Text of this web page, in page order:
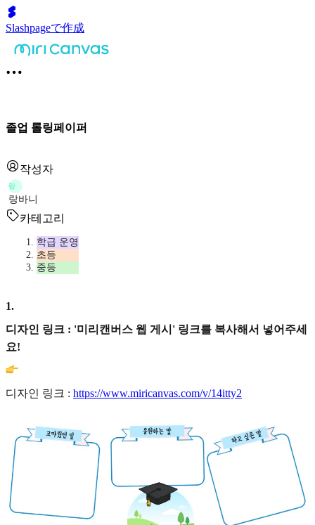
Slashpageで作成
졸업 롤링페이퍼
작성자
랑
랑바니
카테고리
학급 운영
초등
중등
1.
디자인 링크 : '미리캔버스 웹 게시' 링크를 복사해서 넣어주세
요!
디자인 링크 : https://www.miricanvas.com/v/14itty2